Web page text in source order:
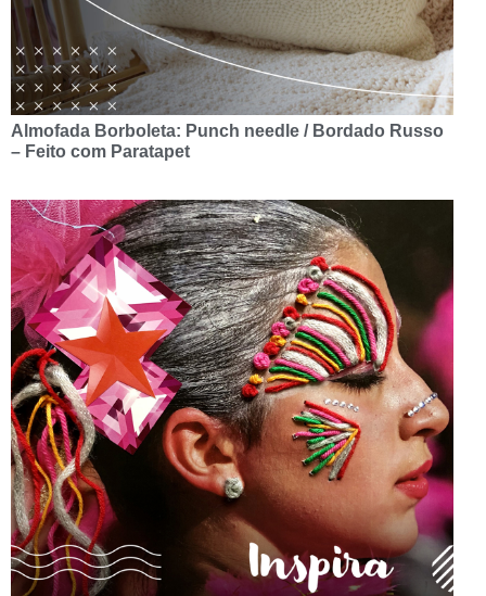
Almofada Borboleta: Punch needle / Bordado Russo
– Feito com Paratapet